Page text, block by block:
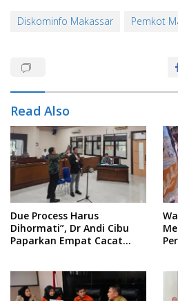
Diskominfo Makassar Pemkot
Read Also
Due Process Harus
Dihormati”, Dr Andi Cibu
Paparkan Empat Cacat